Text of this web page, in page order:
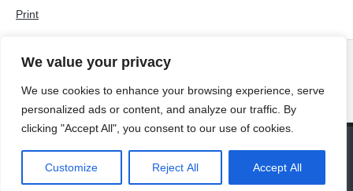
We value your privacy
We use cookies to enhance your browsing experience, serve
personalized ads or content, and analyze our traffic. By
clicking "Accept All", you consent to our use of cookies.
Customize Reject All Accept All
Print
© 2026 Universität Freiburg
About Contact Privacy Declaration Legal Notice